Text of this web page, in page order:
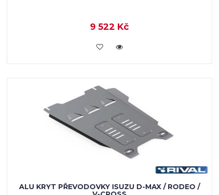
9 522 Kč
KOUPIT
ALU KRYT PŘEVODOVKY ISUZU D-MAX / RODEO /